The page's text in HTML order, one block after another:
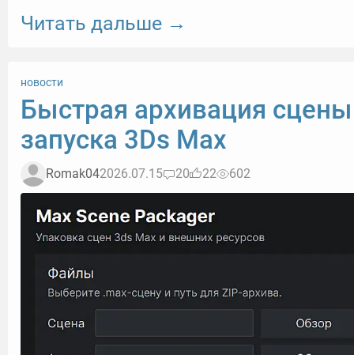
Читать дальше →
новости
Быстрая архивация
запуска 3Ds Max
Romak042026.07.15 20 22 602